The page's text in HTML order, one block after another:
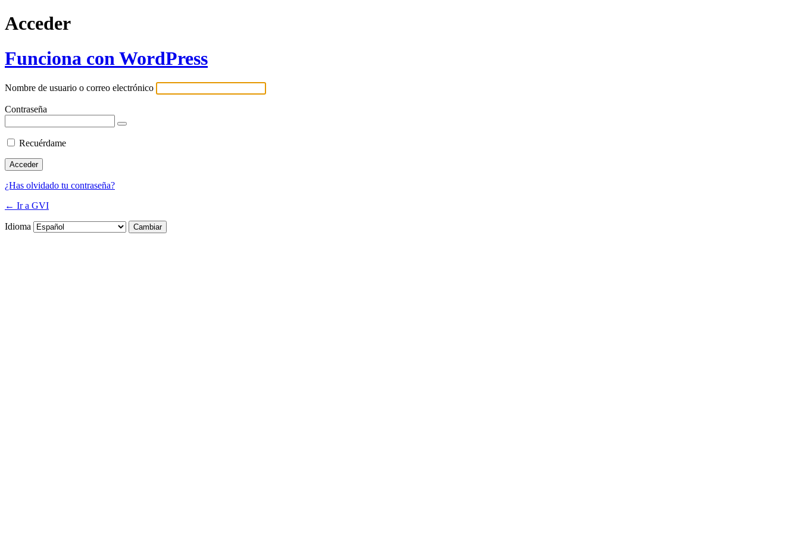
Acceder
Funciona con WordPress
Nombre de usuario o correo electrónico
Contraseña
Recuérdame
¿Has olvidado tu contraseña?
← Ir a GVI
Idioma